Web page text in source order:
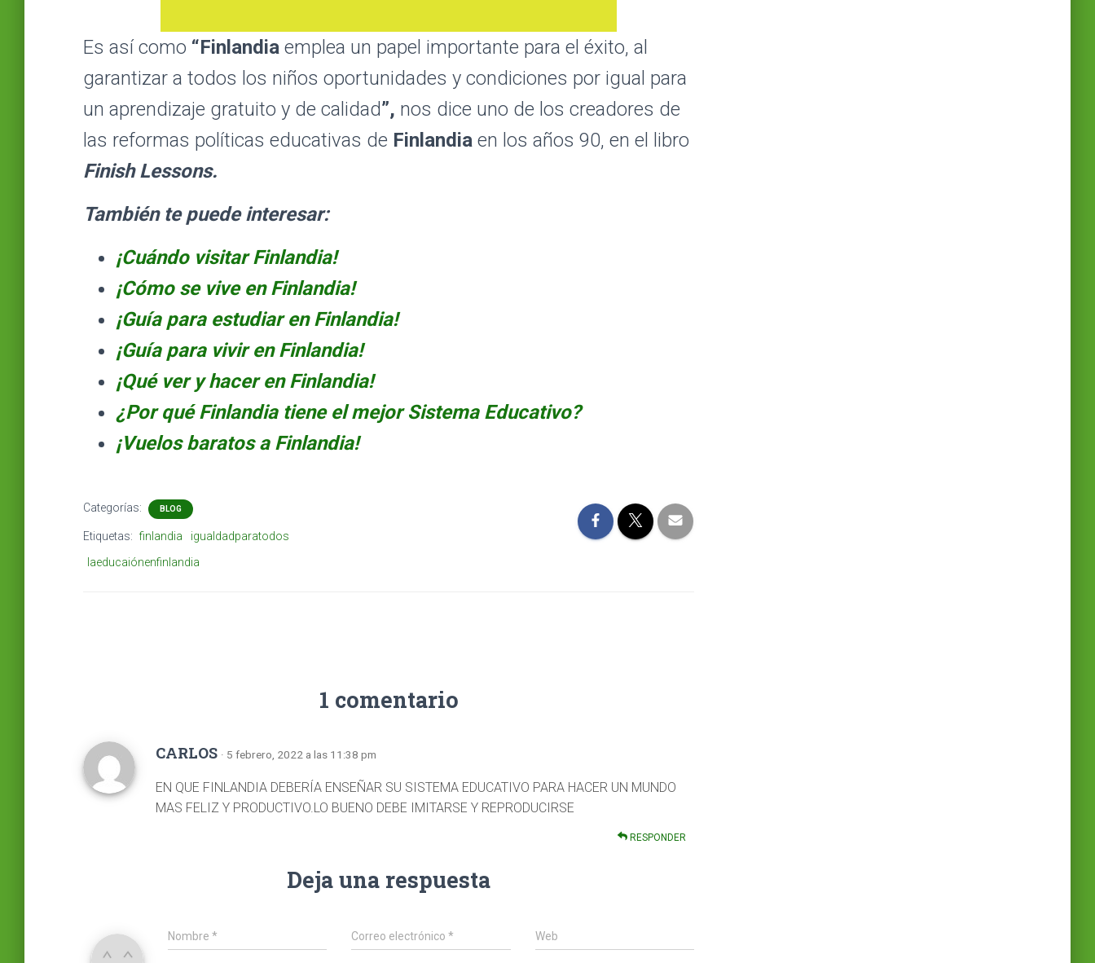
Es así como “Finlandia emplea un papel importante para el éxito, al
garantizar a todos los niños oportunidades y condiciones por igual para
un aprendizaje gratuito y de calidad”, nos dice uno de los creadores de
las reformas políticas educativas de Finlandia en los años 90, en el libro
Finish Lessons.
También te puede interesar:
¡Cuándo visitar Finlandia!
¡Cómo se vive en Finlandia!
¡Guía para estudiar en Finlandia!
¡Guía para vivir en Finlandia!
¡Qué ver y hacer en Finlandia!
¿Por qué Finlandia tiene el mejor Sistema Educativo?
¡Vuelos baratos a Finlandia!
Categorías: BLOG
Etiquetas: finlandia
igualdadparatodos
laeducaiónenfinlandia
1 comentario
CARLOS · 5 febrero, 2022 a las 11:38 pm
EN QUE FINLANDIA DEBERÍA ENSEÑAR SU SISTEMA EDUCATIVO PARA HACER UN MUNDO
MAS FELIZ Y PRODUCTIVO.LO BUENO DEBE IMITARSE Y REPRODUCIRSE
RESPONDER
Deja una respuesta
Nombre * Correo electrónico* Web